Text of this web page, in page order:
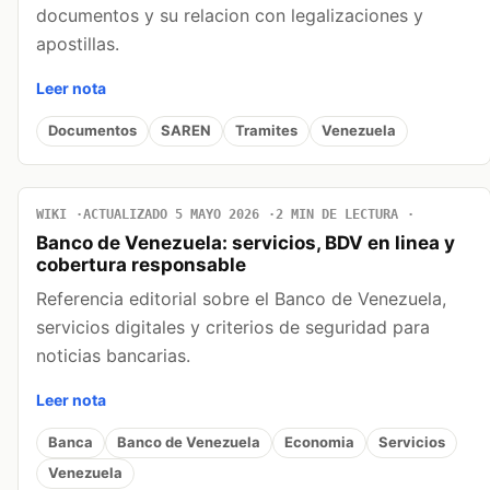
documentos y su relacion con legalizaciones y
apostillas.
Leer nota
Documentos SAREN Tramites Venezuela
WIKI ACTUALIZADO 5 MAYO 2026 2 MIN DE LECTURA
Banco de Venezuela: servicios, BDV en linea y
cobertura responsable
Referencia editorial sobre el Banco de Venezuela,
servicios digitales y criterios de seguridad para
noticias bancarias.
Leer nota
Banca Banco de Venezuela Economia
Servicios
Venezuela